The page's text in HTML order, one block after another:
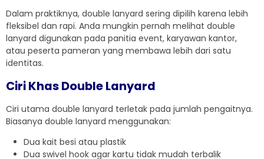
Dalam praktiknya, double lanyard sering dipilih karena lebih
fleksibel dan rapi. Anda mungkin pernah melihat double
lanyard digunakan pada panitia event, karyawan kantor,
atau peserta pameran yang membawa lebih dari satu
identitas.
Ciri Khas Double Lanyard
Ciri utama double lanyard terletak pada jumlah pengaitnya.
Biasanya double lanyard menggunakan:
Dua kait besi atau plastik
Dua swivel hook agar kartu tidak mudah terbalik